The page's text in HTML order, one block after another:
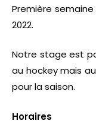
Première
2022.
Notre stage est
au hockey mais
pour la saison.
Horaires